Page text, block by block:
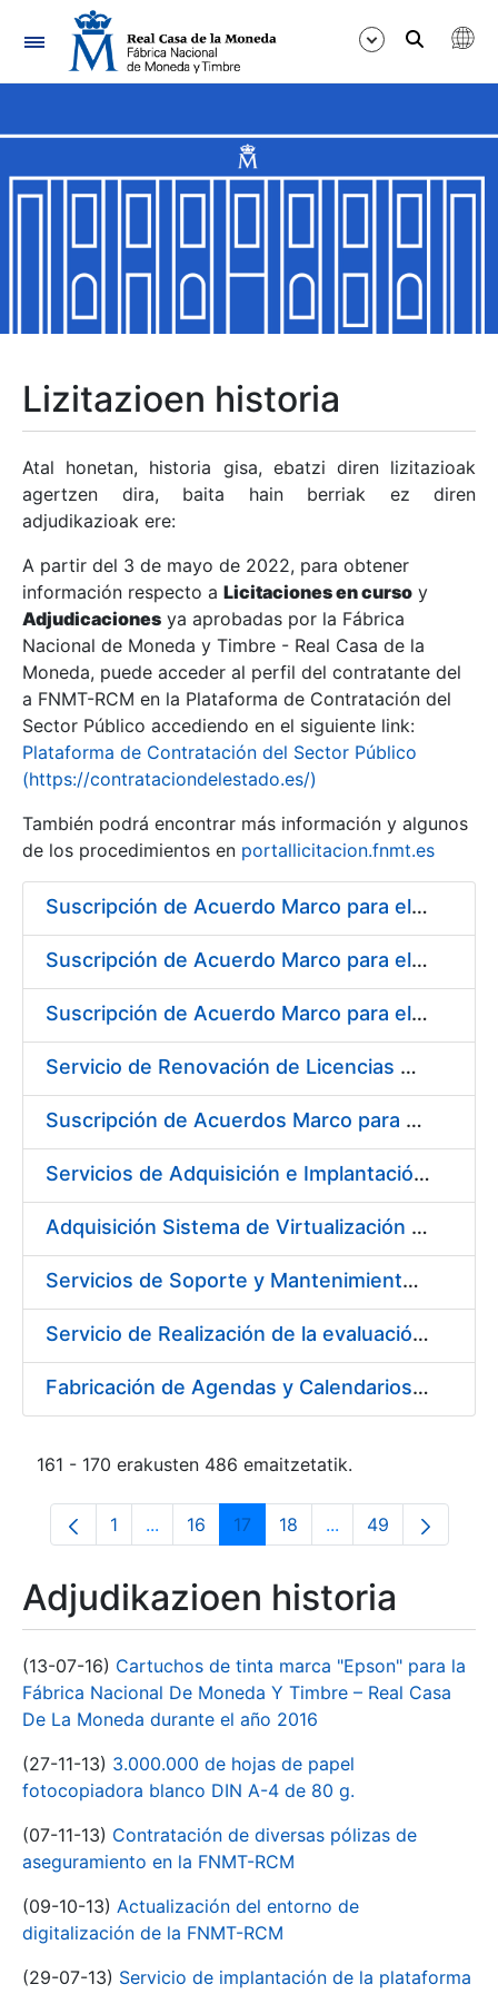
Nabigazioa
Erakutsi/Ezkutatu
Erakutsi/Ezkutatu
Erakutsi/Ezkutatu
Erakutsi/Ezkutatu
Erakutsi/Ezkutatu
Erakutsi/Ezkutatu
Erakutsi/Ezkutatu
Erakutsi/Ezkutatu
Lizitazioen historia
Atal honetan, historia gisa, ebatzi diren lizitazioak
agertzen dira, baita hain berriak ez diren
adjudikazioak ere:
A partir del 3 de mayo de 2022, para obtener
información respecto a Licitaciones en curso y
Adjudicaciones ya aprobadas por la Fábrica
Nacional de Moneda y Timbre - Real Casa de la
Moneda, puede acceder al perfil del contratante del
a FNMT-RCM en la Plataforma de Contratación del
Sector Público accediendo en el siguiente link:
Plataforma de Contratación del Sector Público
(https://contrataciondelestado.es/)
También podrá encontrar más información y algunos
de los procedimientos en portallicitacion.fnmt.es
Suscripción de Acuerdo Marco para el Suministro de Material de Hierro para la Fábrica de Papel de Seguridad de la FNMT-RCM en Burgos
Suscripción de Acuerdo Marco para el Suministro de Material de Neumática para la Fábrica de Papel de Seguridad de la FNMT-RCM en Burgos
Suscripción de Acuerdo Marco para el Suministro de Material de Acero Inoxidable para la Fábrica de Papel de Seguridad de la FNMT-RCM en Burgos
Servicio de Renovación de Licencias Adobe
Suscripción de Acuerdos Marco para el Suministro de Equipos de Protección Individual (EPI’s)
Servicios de Adquisición e Implantación de un Sistema de Gestión Corporativa e Integrada de la Prevención de Riesgos Laborales
Adquisición Sistema de Virtualización VMWARE CERES
Servicios de Soporte y Mantenimiento de Licencias de Software y Help Desk de la Infraestructura de la Fábrica Nacional de Moneda y Timbre-Real Casa de la Moneda
Servicio de Realización de la evaluación de Riesgos Psicosociales y de salud laboral en los puestos de trabajo de la FNMT-RCM
Fabricación de Agendas y Calendarios para FNMT-RCM
161 - 170 erakusten 486 emaitzetatik.
Orrialdea
1 ...Intermediate Pages Use TAB to navigate.
Orrialdea
16 Orrialdea
17 Orrialdea
18 ...Intermediate
Orrialdea
49
Adjudikazioen historia
(13-07-16) Cartuchos de tinta marca "Epson" para la
Fábrica Nacional De Moneda Y Timbre – Real Casa
De La Moneda durante el año 2016
(27-11-13) 3.000.000 de hojas de papel
fotocopiadora blanco DIN A-4 de 80 g.
(07-11-13) Contratación de diversas pólizas de
aseguramiento en la FNMT-RCM
(09-10-13) Actualización del entorno de
digitalización de la FNMT-RCM
(29-07-13) Servicio de implantación de la plataforma